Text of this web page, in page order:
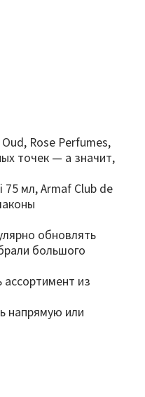
Rose Perfumes,
точек — а значит,
75 мл, Armaf Club de
обновлять
большого
из
напрямую или